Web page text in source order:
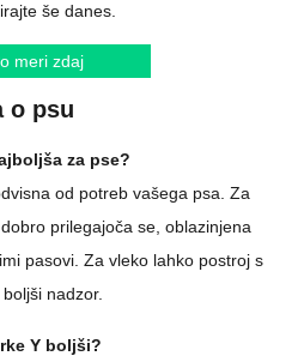
še danes.
meri zdaj
o psu
za pse?
od potreb vašega psa. Za
prilegajoča se, oblazinjena
pasovi. Za vleko lahko postroj s
nadzor.
Y boljši?